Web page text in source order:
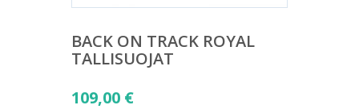
BACK ON TRACK ROYAL
TALLISUOJAT
109,00 €